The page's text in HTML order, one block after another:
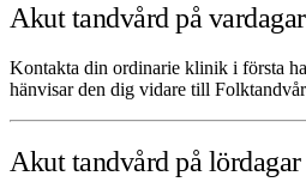
Akut tandvård på
Kontakta din ordinarie klinik i första
hänvisar den dig vidare till
Akut tandvård på